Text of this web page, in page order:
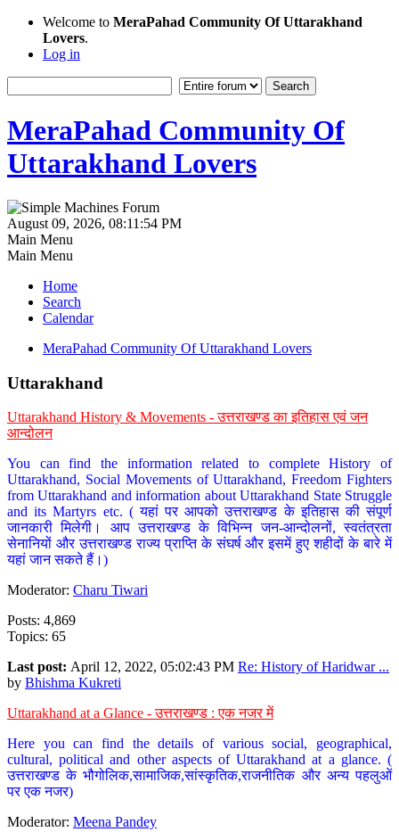
Welcome to MeraPahad Community Of Uttarakhand
Lovers.
Log in
MeraPahad Community Of
Uttarakhand Lovers
August 09, 2026, 08:11:54 PM
Main Menu
Main Menu
Home
Search
Calendar
MeraPahad Community Of Uttarakhand Lovers
Uttarakhand
Uttarakhand History & Movements - उत्तराखण्ड का इतिहास एवं जन
आन्दोलन
You can find the information related to complete History of
Uttarakhand, Social Movements of Uttarakhand, Freedom Fighters
from Uttarakhand and information about Uttarakhand State Struggle
and its Martyrs etc. ( यहां पर आपको उत्तराखण्ड के इतिहास की संपूर्ण
जानकारी मिलेगी। आप उत्तराखण्ड के विभिन्न जन-आन्दोलनों, स्वतंत्रता
सेनानियों और उत्तराखण्ड राज्य प्राप्ति के संघर्ष और इसमें हुए शहीदों के बारे में
यहां जान सकते हैं।)
Moderator: Charu Tiwari
Posts: 4,869
Topics: 65
Last post: April 12, 2022, 05:02:43 PM Re: History of Haridwar ...
by Bhishma Kukreti
Uttarakhand at a Glance - उत्तराखण्ड : एक नजर में
Here you can find the details of various social, geographical,
cultural, political and other aspects of Uttarakhand at a glance. (
उत्तराखण्ड के भौगोलिक,सामाजिक,सांस्कृतिक,राजनीतिक और अन्य पहलुओं
पर एक नजर)
Moderator: Meena Pandey